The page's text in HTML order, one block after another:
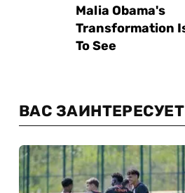
ВАС ЗАИНТЕРЕСУЕТ